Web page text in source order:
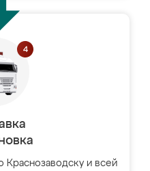
и всей